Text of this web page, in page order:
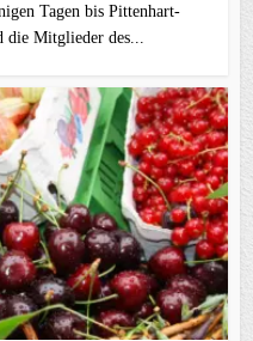
Tagen bis Pittenhart-
Mitglieder des...